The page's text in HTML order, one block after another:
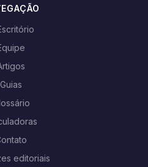
Guias
editoriais